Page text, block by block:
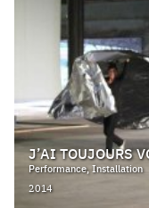
J’AI TOUJOURS
Performance, Installation
2014